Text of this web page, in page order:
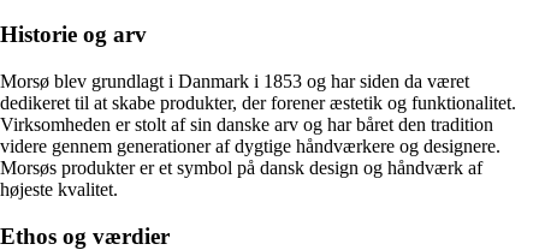
Historie og arv
Morsø blev grundlagt i Danmark i 1853 og har siden da været
dedikeret til at skabe produkter, der forener æstetik og funktionalitet.
Virksomheden er stolt af sin danske arv og har båret den tradition
videre gennem generationer af dygtige håndværkere og designere.
Morsøs produkter er et symbol på dansk design og håndværk af
højeste kvalitet.
Ethos og værdier